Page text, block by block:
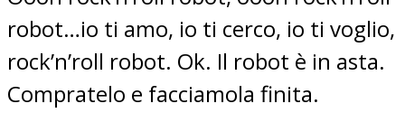
robot…io ti amo, io ti cerco, io ti voglio,
rock’n’roll robot. Ok. Il robot è in asta.
Compratelo e facciamola finita.